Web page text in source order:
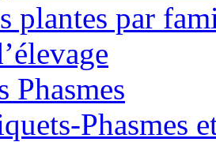
plantes par
Phasmes
Phasmes